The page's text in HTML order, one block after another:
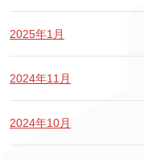
2025年1月
2024年11月
2024年10月